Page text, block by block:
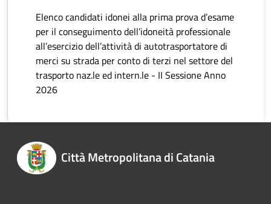
Elenco candidati idonei alla prima prova d’esame
per il conseguimento dell’idoneità professionale
all’esercizio dell’attività di autotrasportatore di
merci su strada per conto di terzi nel settore del
trasporto naz.le ed intern.le - II Sessione Anno
2026
Città Metropolitana di Catania